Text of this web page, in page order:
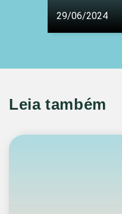
29/06/2024
Leia também